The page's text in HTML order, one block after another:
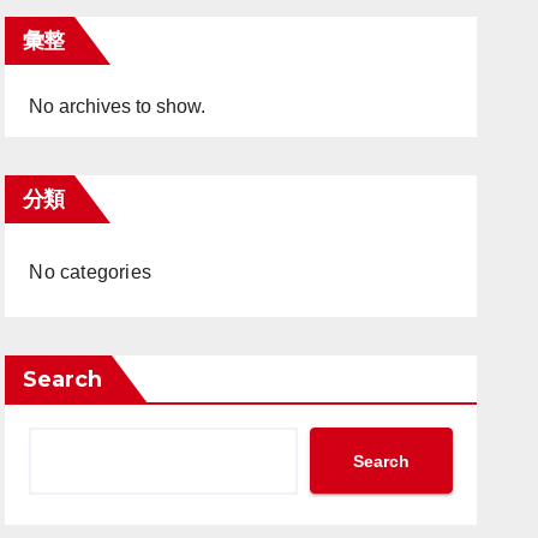
彙整
No archives to show.
分類
No categories
Search
Search